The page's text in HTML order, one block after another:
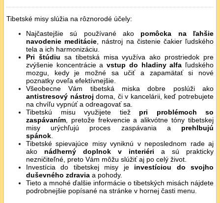
Tibetské misy slúžia na rôznorodé účely:
Najčastejšie sú používané ako pomôcka na ľahšie
navodenie meditácie , nástroj na čistenie čakier ľudského
tela a ich harmonizáciu.
Pri štúdiu sa tibetská misa využíva ako prostriedok pre
zvýšenie koncentrácie avstup do hladiny alfa ľudského
mozgu, kedy je možné sa učiť a zapamätať si nové
poznatky oveľa efektívnejšie.
Všeobecne Vám tibetská miska dobre poslúži ako
antistresový nástroj doma, či v kancelárii, keď potrebujete
na chvíľu vypnúť a odreagovať sa.
Tibetskú misu využijete tiež pri problémoch so
zaspávaním , pretože frekvencie a alikvótne tóny tibetskej
misy urýchľujú proces zaspávania a prehlbujú
spánok
Tibetské spievajúce misy vyniknú v neposlednom rade aj
ako nádherný doplnok v interiéri a sú prakticky
nezničiteľné, preto Vám môžu slúžiť aj po celý život.
Investícia do tibetskej misy je investíciou do svojho
duševného zdravia a pohody.
Tieto a mnohé ďalšie informácie o tibetských misách nájdete
podrobnejšie popísané na stránke v hornej časti menu.